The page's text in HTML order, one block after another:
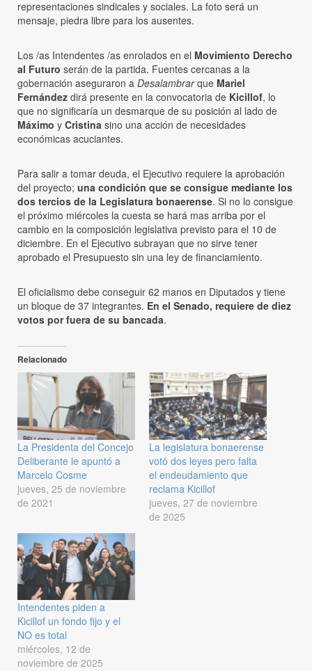
representaciones sindicales y sociales. La foto será un
mensaje, piedra libre para los ausentes.
Los /as Intendentes /as enrolados en el Movimiento Derecho
al Futuro serán de la partida. Fuentes cercanas a la
gobernación aseguraron a Desalambrarque Mariel
Fernández dirá presente en la convocatoria de Kicillof, lo
que no significaría un desmarque de su posición al lado de
Máximo y Cristina sino una acción de necesidades
económicas acuciantes.
Para salir a tomar deuda, el Ejecutivo requiere la aprobación
del proyecto; una condición que se consigue mediante los
dos tercios de la Legislatura bonaerense. Si no lo consigue
el próximo miércoles la cuesta se hará mas arriba por el
cambio en la composición legislativa previsto para el 10 de
diciembre. En el Ejecutivo subrayan que no sirve tener
aprobado el Presupuesto sin una ley de financiamiento.
El oficialismo debe conseguir 62 manos en Diputados y tiene
un bloque de 37 integrantes. En el Senado, requiere de diez
votos por fuera de su bancada.
Relacionado
La Presidenta del Concejo
Deliberante le apuntó a
Marcelo Cosme
jueves, 25 de noviembre
de 2021
La legislatura bonaerense
votó dos leyes pero falta
el endeudamiento que
reclama Kicillof
jueves, 27 de noviembre
de 2025
Intendentes piden a
Kicillof un fondo fijo y el
NO es total
miércoles, 12 de
noviembre de 2025